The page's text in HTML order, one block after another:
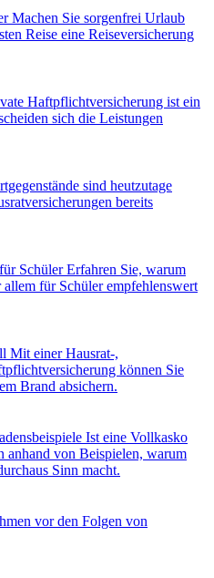
Machen Sie sorgenfrei Urlaub
Reise eine Reiseversicherung
Haftpflichtversicherung ist ein
sich die Leistungen
sind heutzutage
bereits
SchülerErfahren Sie, warum
für Schüler empfehlenswert
Mit einer Hausrat-,
können Sie
Brand absichern.
Ist eine Vollkasko
anhand von Beispielen, warum
Sinn macht.
vor den Folgen von